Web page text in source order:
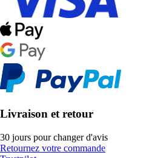
Livraison et retour
30 jours pour changer d'avis
Retournez votre commande